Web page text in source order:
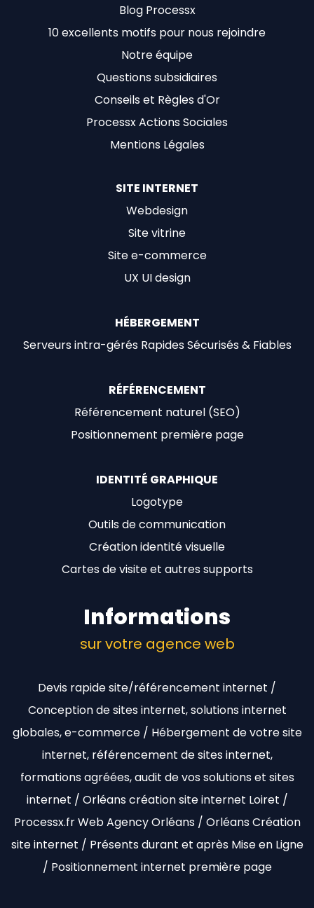
Blog Processx
10 excellents motifs pour nous rejoindre
Notre équipe
Questions subsidiaires
Conseils et Règles d'Or
Processx Actions Sociales
Mentions Légales
SITE INTERNET
Webdesign
Site vitrine
Site e-commerce
UX UI design
HÉBERGEMENT
Serveurs intra-gérés Rapides Sécurisés & Fiables
RÉFÉRENCEMENT
Référencement naturel (SEO)
Positionnement première page
IDENTITÉ GRAPHIQUE
Logotype
Outils de communication
Création identité visuelle
Cartes de visite et autres supports
Informations
sur votre agence web
Devis rapide site/référencement internet /
Conception de sites internet, solutions internet
globales, e-commerce / Hébergement de votre site
internet, référencement de sites internet,
formations agréées, audit de vos solutions et sites
internet / Orléans création site internet Loiret /
Processx.fr Web Agency Orléans / Orléans Création
site internet / Présents durant et après Mise en Ligne
/ Positionnement internet première page